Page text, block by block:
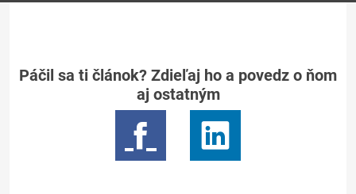
Páčil sa ti článok? Zdieľaj ho a povedz o ňom
aj ostatným